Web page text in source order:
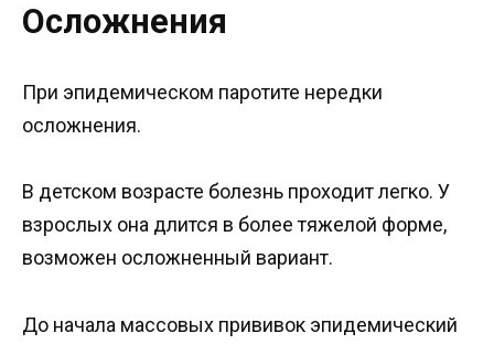
Осложнения
При эпидемическом паротите нередки
осложнения.
В детском возрасте болезнь проходит легко. У
взрослых она длится в более тяжелой форме,
возможен осложненный вариант.
До начала массовых прививок эпидемический